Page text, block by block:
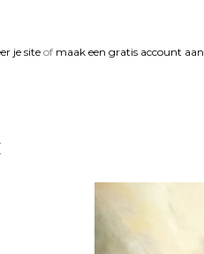
je site of maak een gratis account aan